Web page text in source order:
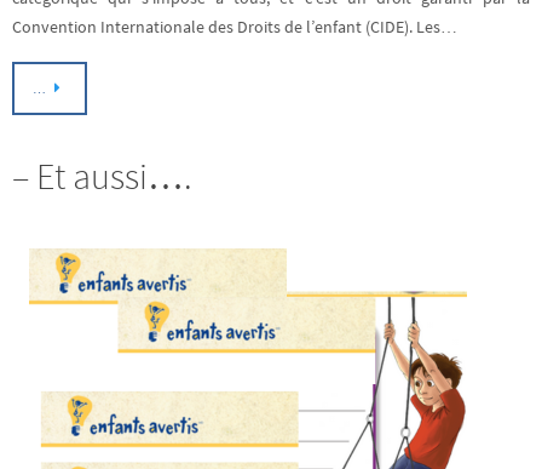
Convention Internationale des Droits de l’enfant (CIDE). Les…
…
– Et aussi….